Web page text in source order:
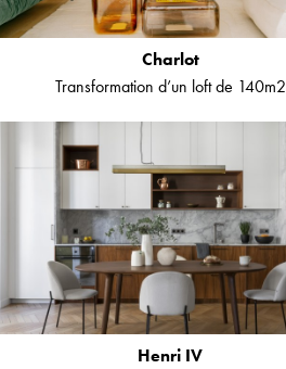
Charlot
Transformation d’un loft de 140m2
Henri IV